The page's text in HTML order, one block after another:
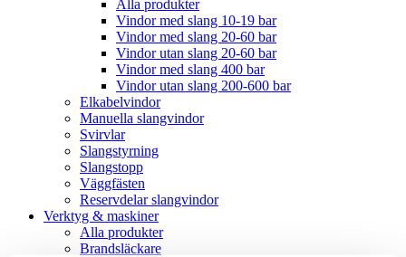
Alla produkter
Vindor med slang 10-19 bar
Vindor med slang 20-60 bar
Vindor utan slang 20-60 bar
Vindor med slang 400 bar
Vindor utan slang 200-600 bar
Elkabelvindor
Manuella slangvindor
Svirvlar
Slangstyrning
Slangstopp
Väggfästen
Reservdelar slangvindor
Verktyg & maskiner
Alla produkter
Brandsläckare